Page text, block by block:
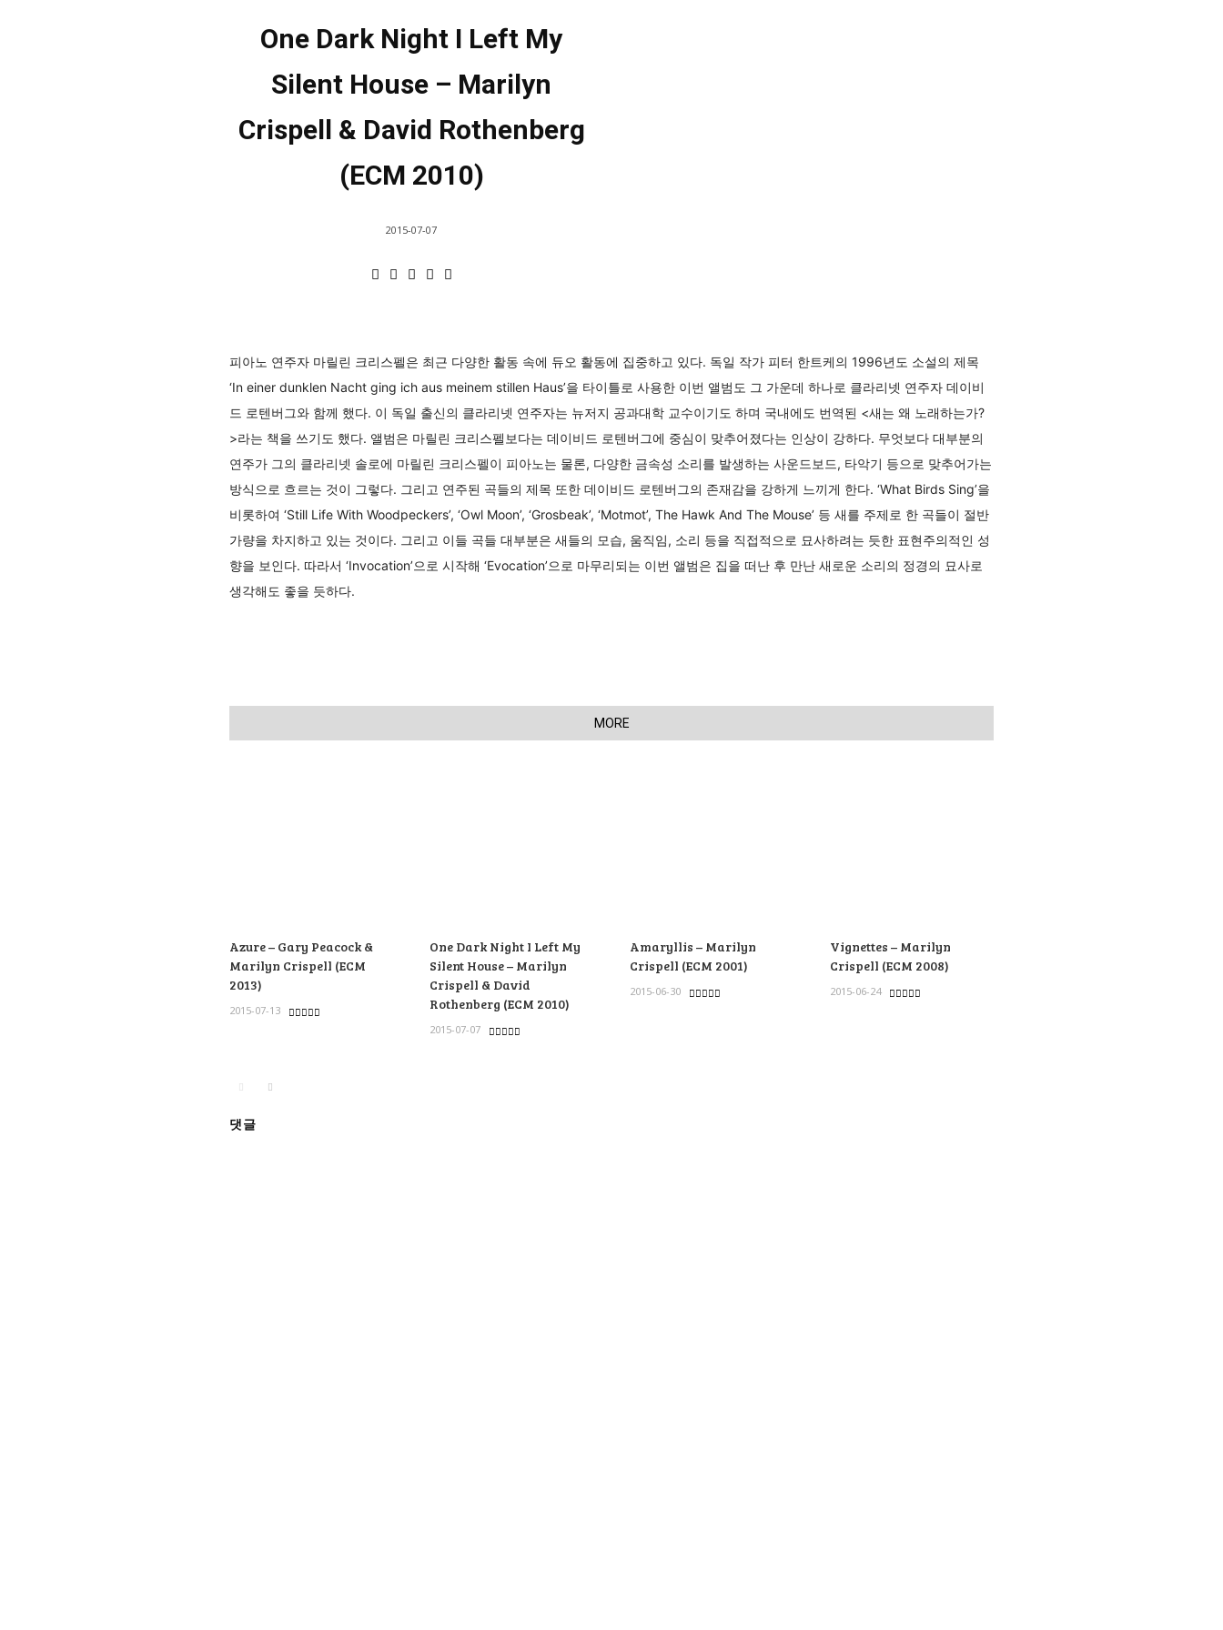
One Dark Night I Left My
Silent House – Marilyn
Crispell & David Rothenberg
(ECM 2010)
2015-07-07
피아노 연주자 마릴린 크리스펠은 최근 다양한 활동 속에 듀오 활동에 집중하고 있다. 독일 작가 피터 한트케의 1996년도 소설의 제목
‘In einer dunklen Nacht ging ich aus meinem stillen Haus’을 타이틀로 사용한 이번 앨범도 그 가운데 하나로 클라리넷 연주자 데이비
드 로텐버그와 함께 했다. 이 독일 출신의 클라리넷 연주자는 뉴저지 공과대학 교수이기도 하며 국내에도 번역된 <새는 왜 노래하는가?
>라는 책을 쓰기도 했다. 앨범은 마릴린 크리스펠보다는 데이비드 로텐버그에 중심이 맞추어졌다는 인상이 강하다. 무엇보다 대부분의
연주가 그의 클라리넷 솔로에 마릴린 크리스펠이 피아노는 물론, 다양한 금속성 소리를 발생하는 사운드보드, 타악기 등으로 맞추어가는
방식으로 흐르는 것이 그렇다. 그리고 연주된 곡들의 제목 또한 데이비드 로텐버그의 존재감을 강하게 느끼게 한다. ‘What Birds Sing’을
비롯하여 ‘Still Life With Woodpeckers’, ‘Owl Moon’, ‘Grosbeak’, ‘Motmot’, The Hawk And The Mouse’ 등 새를 주제로 한 곡들이 절반
가량을 차지하고 있는 것이다. 그리고 이들 곡들 대부분은 새들의 모습, 움직임, 소리 등을 직접적으로 묘사하려는 듯한 표현주의적인 성
향을 보인다. 따라서 ‘Invocation’으로 시작해 ‘Evocation’으로 마무리되는 이번 앨범은 집을 떠난 후 만난 새로운 소리의 정경의 묘사로
생각해도 좋을 듯하다.
MORE
Azure – Gary Peacock &
Marilyn Crispell (ECM
2013)
2015-07-13
One Dark Night I Left My
Silent House – Marilyn
Crispell & David
Rothenberg (ECM 2010)
2015-07-07
Amaryllis – Marilyn
Crispell (ECM 2001)
2015-06-30
Vignettes – Marilyn
Crispell (ECM 2008)
2015-06-24
댓글